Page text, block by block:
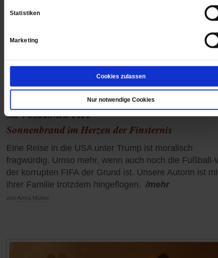
Statistiken
Marketing
Cookies zulassen
Nur notwendige Cookies
Fußball-WM 2026
Sonnenbrand im Herzen der Finsternis
Eine Reise in die USA unter Trump ist moralisch
fragwürdig. Umso mehr, wenn auch noch die Fußball-
der korrupten FIFA der Grund ist. Unsere Autorin ist
ihrer Familie trotzdem hingeflogen. /mehr
von Anna Müller